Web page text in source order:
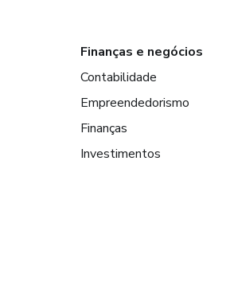
Finanças e negócios
Contabilidade
Empreendedorismo
Finanças
Investimentos